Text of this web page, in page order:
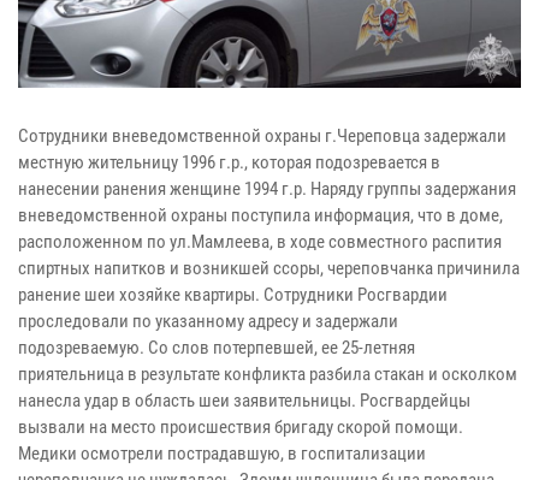
Сотрудники вневедомственной охраны г.Череповца задержали
местную жительницу 1996 г.р., которая подозревается в
нанесении ранения женщине 1994 г.р. Наряду группы задержания
вневедомственной охраны поступила информация, что в доме,
расположенном по ул.Мамлеева, в ходе совместного распития
спиртных напитков и возникшей ссоры, череповчанка причинила
ранение шеи хозяйке квартиры. Сотрудники Росгвардии
проследовали по указанному адресу и задержали
подозреваемую. Со слов потерпевшей, ее 25-летняя
приятельница в результате конфликта разбила стакан и осколком
нанесла удар в область шеи заявительницы. Росгвардейцы
вызвали на место происшествия бригаду скорой помощи.
Медики осмотрели пострадавшую, в госпитализации